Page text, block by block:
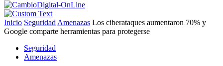
Inicio Seguridad Amenazas Los ciberataques aumentaron 70% y
Google comparte herramientas para protegerse
Seguridad
Amenazas